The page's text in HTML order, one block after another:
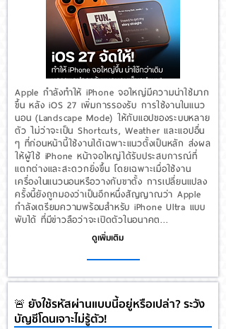
Apple กำลังทำให้ iPhone จอใหญ่มีความน่าใช้มาก
ขึ้น หลัง iOS 27 เพิ่มการรองรับ การใช้งานในแนว
นอน (Landscape Mode) ให้กับแอปของระบบหลาย
ตัว ไม่ว่าจะเป็น Shortcuts, Weather และแอปอื่น
ๆ ที่ก่อนหน้านี้ใช้งานได้เฉพาะแนวตั้งเป็นหลัก ส่งผล
ให้ผู้ใช้ iPhone หน้าจอใหญ่ได้รับประสบการณ์ที่
แตกต่างและสะดวกยิ่งขึ้น โดยเฉพาะเมื่อใช้งาน
เครื่องในแนวนอนหรือวางกับขาตั้ง การเปลี่ยนแปลง
ครั้งนี้ยังถูกมองว่าเป็นอีกหนึ่งสัญญาณว่า Apple
กำลังเตรียมความพร้อมสำหรับ iPhone Ultra แบบ
พับได้ ที่มีข่าวลือว่าจะเปิดตัวในอนาคต...
ดูเพิ่มเติม
🚨 ยังใช้รหัสผ่านแบบนี้อยู่หรือเปล่า? ระวัง
บัญชีโดนเจาะไม่รู้ตัว!